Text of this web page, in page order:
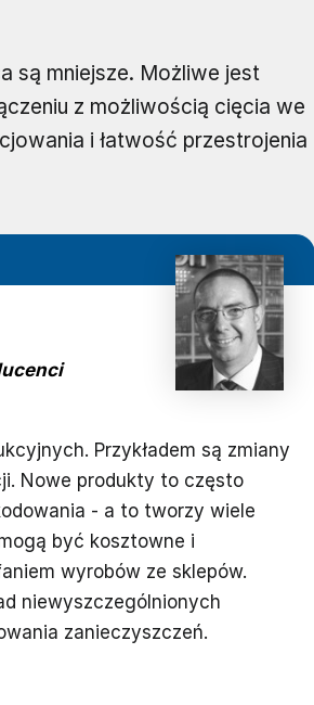
są mniejsze. Możliwe jest
z możliwością cięcia we
i łatwość przestrojenia
Przykładem są zmiany
Nowe produkty to często
- a to tworzy wiele
być kosztowne i
wyrobów ze sklepów.
niewyszczególnionych
zanieczyszczeń.